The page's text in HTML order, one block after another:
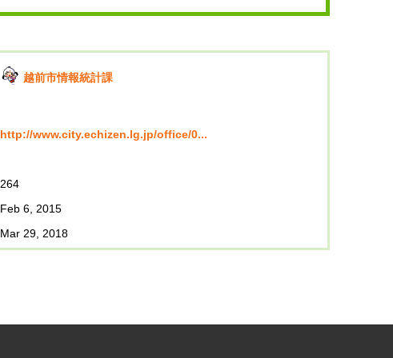
越前市情報統計課
http://www.city.echizen.lg.jp/office/0...
264
Feb 6, 2015
Mar 29, 2018